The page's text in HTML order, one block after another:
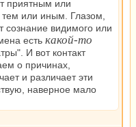
приятным или
тем или иным. Глазом,
сознание видимого или
есть какой-то
И вот контакт
о причинах,
и различает эти
наверное мало